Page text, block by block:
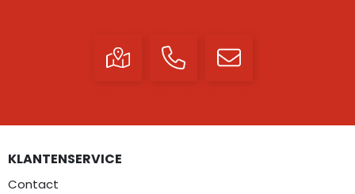
KLANTENSERVICE
Contact